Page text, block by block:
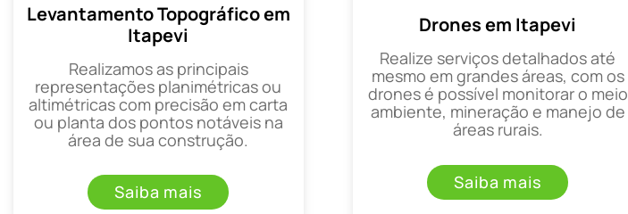
Levantamento Topográfico em
Itapevi
Realizamos as principais
representações planimétricas ou
altimétricas com precisão em carta
ou planta dos pontos notáveis na
área de sua construção.
Saiba mais
Drones em Itapevi
Realize serviços detalhados até
mesmo em grandes áreas, com os
drones é possível monitorar o meio
ambiente, mineração e manejo de
áreas rurais.
Saiba mais